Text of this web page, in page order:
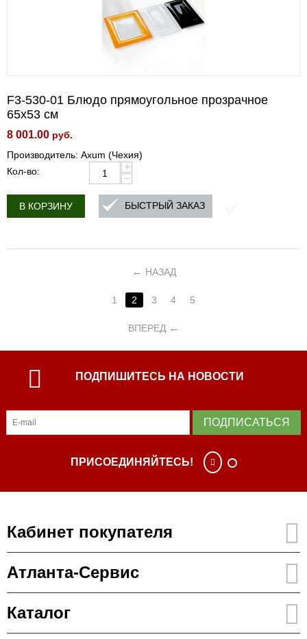
F3-530-01 Блюдо прямоугольное прозрачное
65x53 см
8 001.00 руб.
Производитель: Axum (Чехия)
Кол-во:
+
−
В КОРЗИНУ БЫСТРЫЙ ЗАКАЗ
НАЗАД
1 2 3 4 5
ВПЕРЕД
ПОДПИШИТЕСЬ НА НОВОСТИ
ПОДПИСАТЬСЯ
ПРИСОЕДИНЯЙТЕСЬ!
Кабинет покупателя
Атланта-Сервис
Каталог